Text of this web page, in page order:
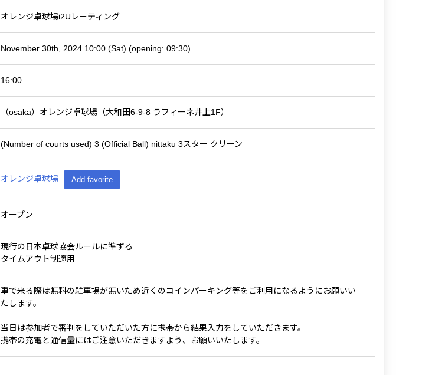
オレンジ卓球場i2Uレーティング
November 30th, 2024 10:00 (Sat) (opening: 09:30)
16:00
（osaka）オレンジ卓球場（大和田6-9-8 ラフィーネ井上1F）
(Number of courts used) 3 (Official Ball) nittaku 3スター クリーン
オレンジ卓球場 Add favorite
オープン
現行の日本卓球協会ルールに準ずる
タイムアウト制適用
車で来る際は無料の駐車場が無いため近くのコインパーキング等をご利用になるようにお願いい
たします。
当日は参加者で審判をしていただいた方に携帯から結果入力をしていただきます。
携帯の充電と通信量にはご注意いただきますよう、お願いいたします。